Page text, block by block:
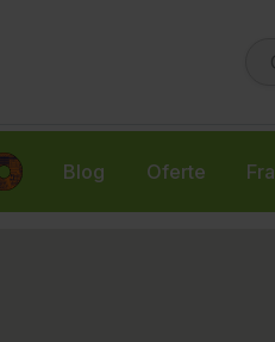
Blog Oferte